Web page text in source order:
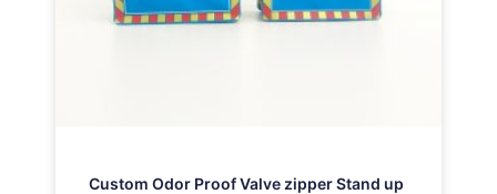
Custom Odor Proof Valve zipper Stand up